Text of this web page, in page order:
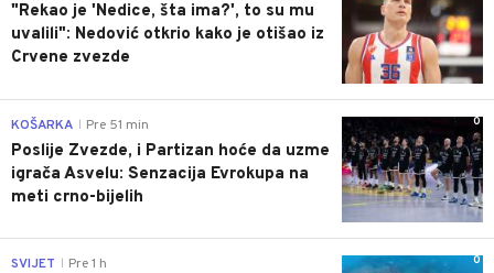
"Rekao je 'Nedice, šta ima?', to su mu
uvalili": Nedović otkrio kako je otišao iz
Crvene zvezde
0
KOŠARKA Pre 51 min
Poslije Zvezde, i Partizan hoće da uzme
igrača Asvelu: Senzacija Evrokupa na
meti crno-bijelih
0
SVIJET Pre 1 h